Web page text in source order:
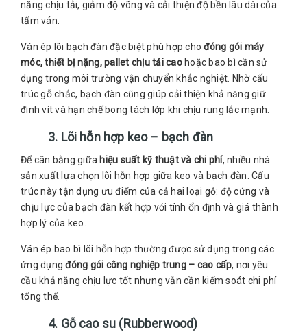
năng chịu tải, giảm độ võng và cải thiện độ bền lâu dài của
tấm ván.
Ván ép lõi bạch đàn đặc biệt phù hợp chođóng gói máy
móc, thiết bị nặng, pallet chịu tải caohoặc bao bì cần sử
dụng trong môi trường vận chuyển khắc nghiệt. Nhờ cấu
trúc gỗ chắc, bạch đàn cũng giúp cải thiện khả năng giữ
đinh vít và hạn chế bong tách lớp khi chịu rung lắc mạnh.
3. Lõi hỗn hợp keo – bạch đàn
Để cân bằng giữa hiệu suất kỹ thuật và chi phí, nhiều nhà
sản xuất lựa chọn lõi hỗn hợp giữa keo và bạch đàn. Cấu
trúc này tận dụng ưu điểm của cả hai loại gỗ: độ cứng và
chịu lực của bạch đàn kết hợp với tính ổn định và giá thành
hợp lý của keo.
Ván ép bao bì lõi hỗn hợp thường được sử dụng trong các
ứng dụngđóng gói công nghiệp trung – cao cấp, nơi yêu
cầu khả năng chịu lực tốt nhưng vẫn cần kiểm soát chi phí
tổng thể.
4. Gỗ cao su (Rubberwood)